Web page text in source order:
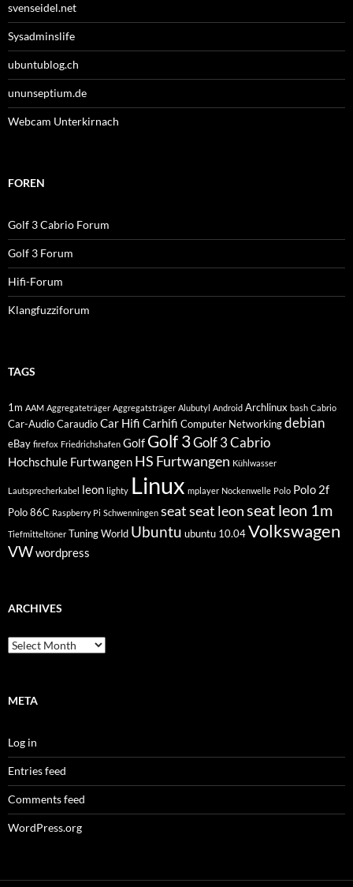
svenseidel.net
Sysadminslife
ubuntublog.ch
ununseptium.de
Webcam Unterkirnach
FOREN
Golf 3 Cabrio Forum
Golf 3 Forum
Hifi-Forum
Klangfuzziforum
TAGS
1m AAM Aggregateträger Aggregatsträger Alubutyl Android Archlinux bash Cabrio
Car-AudioCaraudioCar Hifi Carhifi Computer Networkingdebian
eBay firefox Friedrichshafen Golf Golf 3Golf 3 Cabrio
Hochschule Furtwangen HS Furtwangen Kühlwasser
Lautsprecherkabel leon lighty Linux mplayer Nockenwelle Polo Polo 2f
Polo 86C Raspberry Pi Schwenningen seatseat leonseat leon 1m
Tiefmitteltöner Tuning World Ubuntu ubuntu 10.04Volkswagen
VWwordpress
ARCHIVES
Archives
META
Log in
Entries feed
Comments feed
WordPress.org